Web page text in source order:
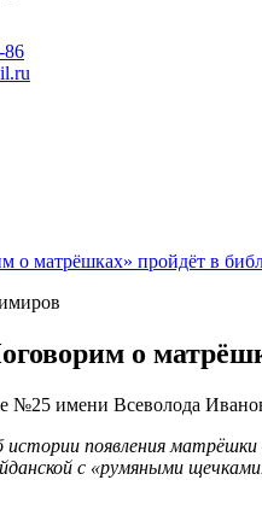
86
о матрёшках» пройдёт в
о
№25 имени Всеволода
появления матрёшки
с «румяными